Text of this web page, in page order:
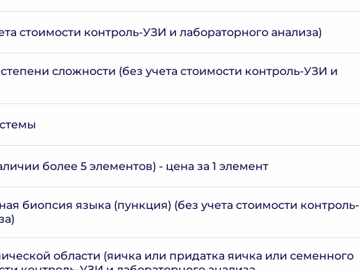
стоимости контроль-УЗИ и лабораторного анализа)
сложности (без учета стоимости контроль-УЗИ и
более 5 элементов) - цена за 1 элемент
биопсия языка (пункция) (без учета стоимости контроль-
области (яичка или придатка яичка или семенного